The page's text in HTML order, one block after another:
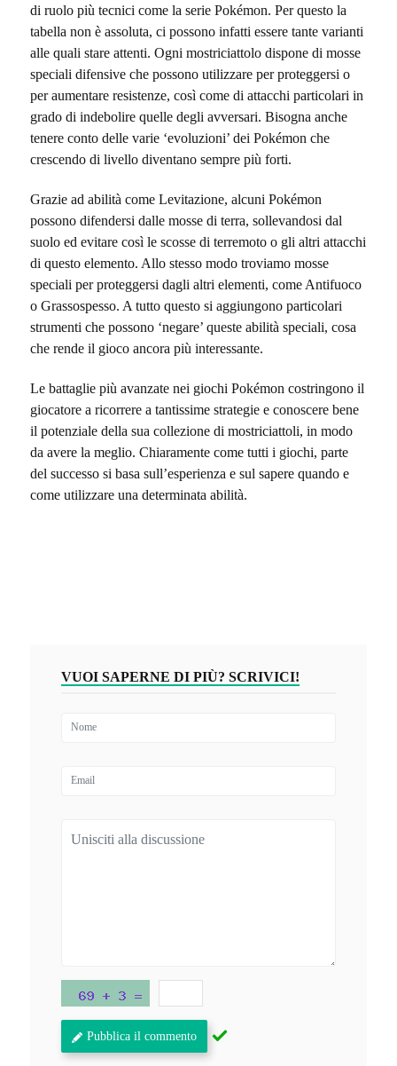
di ruolo più tecnici come la serie Pokémon. Per questo la
tabella non è assoluta, ci possono infatti essere tante varianti
alle quali stare attenti. Ogni mostriciattolo dispone di mosse
speciali difensive che possono utilizzare per proteggersi o
per aumentare resistenze, così come di attacchi particolari in
grado di indebolire quelle degli avversari. Bisogna anche
tenere conto delle varie ‘evoluzioni’ dei Pokémon che
crescendo di livello diventano sempre più forti.
Grazie ad abilità come Levitazione, alcuni Pokémon
possono difendersi dalle mosse di terra, sollevandosi dal
suolo ed evitare così le scosse di terremoto o gli altri attacchi
di questo elemento. Allo stesso modo troviamo mosse
speciali per proteggersi dagli altri elementi, come Antifuoco
o Grassospesso. A tutto questo si aggiungono particolari
strumenti che possono ‘negare’ queste abilità speciali, cosa
che rende il gioco ancora più interessante.
Le battaglie più avanzate nei giochi Pokémon costringono il
giocatore a ricorrere a tantissime strategie e conoscere bene
il potenziale della sua collezione di mostriciattoli, in modo
da avere la meglio. Chiaramente come tutti i giochi, parte
del successo si basa sull’esperienza e sul sapere quando e
come utilizzare una determinata abilità.
VUOI SAPERNE DI PIÙ? SCRIVICI!
Pubblica il commento